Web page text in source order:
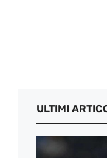
ULTIMI